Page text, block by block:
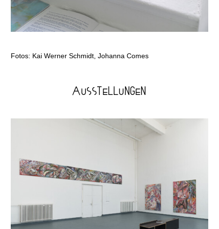
Fotos: Kai Werner Schmidt, Johanna Comes
AUSSTELLUNGEN